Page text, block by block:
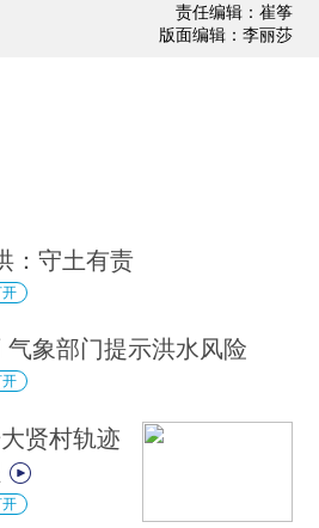
责任编辑：崔筝
版面编辑：李丽莎
：守土有责
象部门提示洪水风险
贤村轨迹